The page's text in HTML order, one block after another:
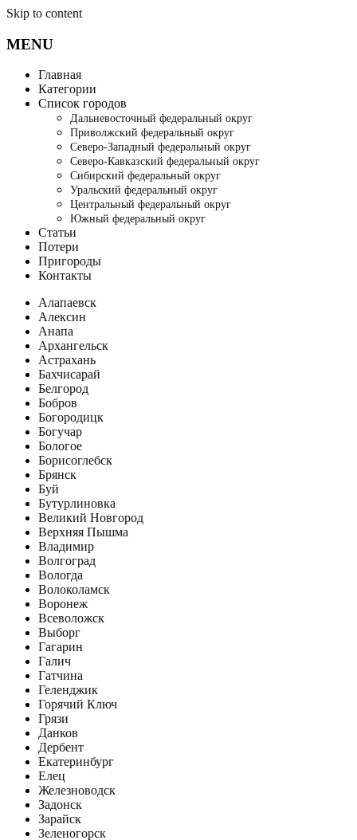
Skip to content
MENU
Главная
Категории
Список городов
Дальневосточный федеральный округ
Приволжский федеральный округ
Северо-Западный федеральный округ
Северо-Кавказский федеральный округ
Сибирский федеральный округ
Уральский федеральный округ
Центральный федеральный округ
Южный федеральный округ
Статьи
Потери
Пригороды
Контакты
Алапаевск
Алексин
Анапа
Архангельск
Астрахань
Бахчисарай
Белгород
Бобров
Богородицк
Богучар
Бологое
Борисоглебск
Брянск
Буй
Бутурлиновка
Великий Новгород
Верхняя Пышма
Владимир
Волгоград
Вологда
Волоколамск
Воронеж
Всеволожск
Выборг
Гагарин
Галич
Гатчина
Геленджик
Горячий Ключ
Грязи
Данков
Дербент
Екатеринбург
Елец
Железноводск
Задонск
Зарайск
Зеленогорск